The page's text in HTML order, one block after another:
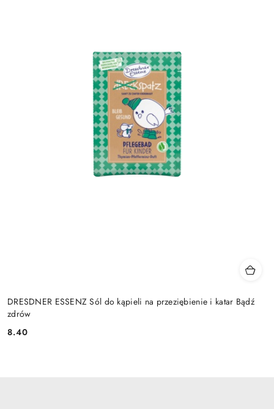
DRESDNER ESSENZ Sól do kąpieli na przeziębienie i katar Bądź
zdrów
Cena:
8.40